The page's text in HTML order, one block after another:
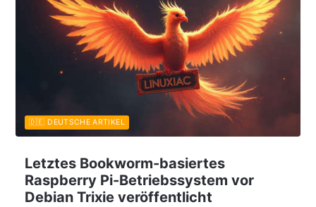
Letztes Bookworm-basiertes
Raspberry Pi-Betriebssystem vor
Debian Trixie veröffentlicht
🇩🇪 DEUTSCHE ARTIKEL